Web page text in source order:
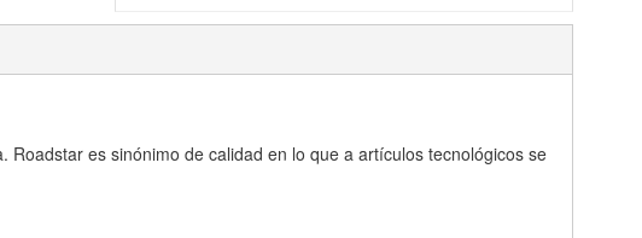
es sinónimo de calidad en lo que a artículos tecnológicos se